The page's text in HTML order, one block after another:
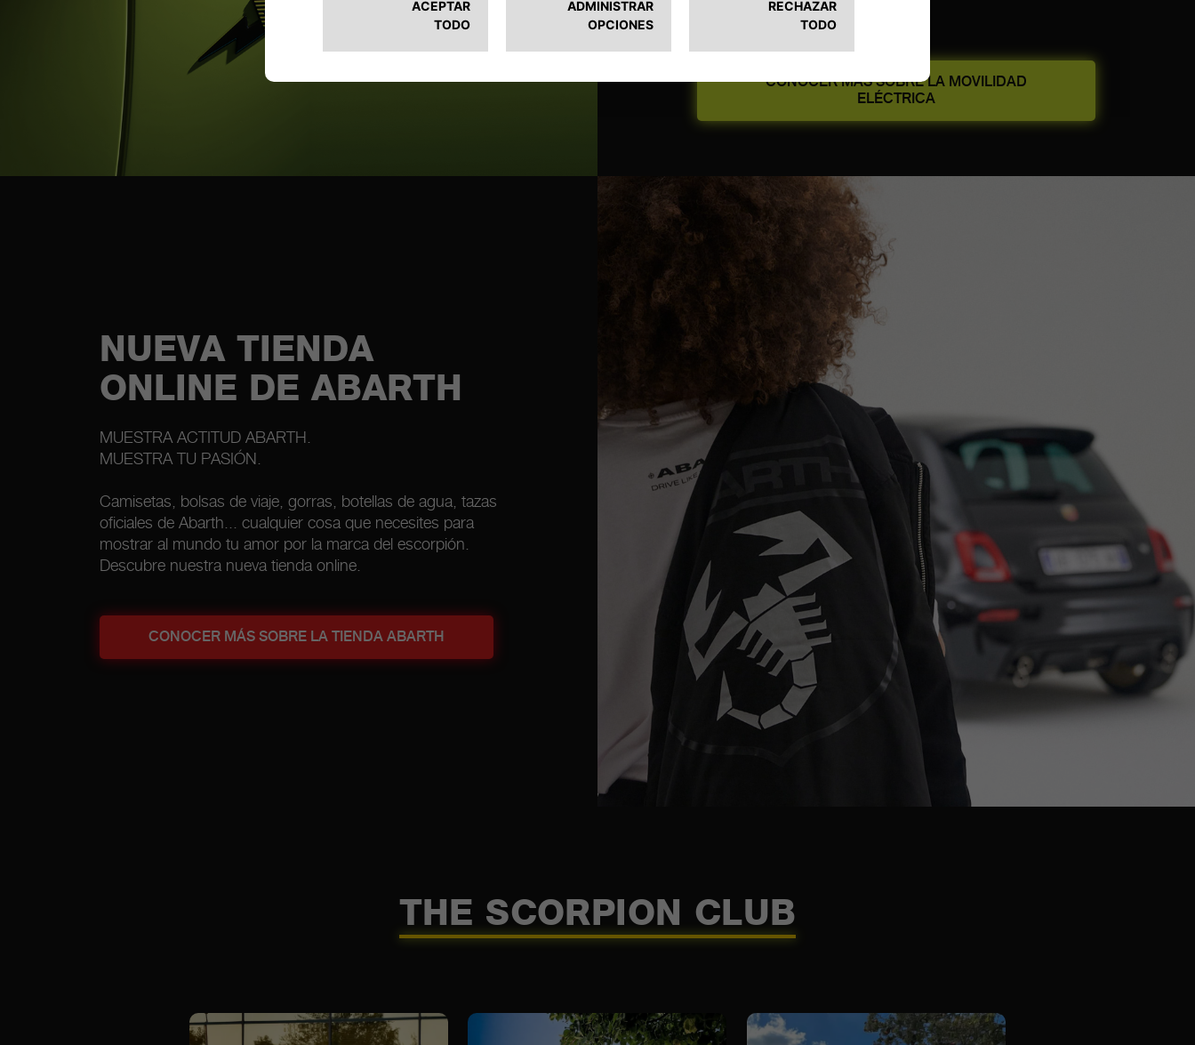
rendimiento.
CONOCER MÁS SOBRE LA MOVILIDAD
ELÉCTRICA
NUEVA TIENDA
ONLINE DE ABARTH
MUESTRA ACTITUD ABARTH.
MUESTRA TU PASIÓN.
Camisetas, bolsas de viaje, gorras, botellas de agua, tazas
oficiales de Abarth... cualquier cosa que necesites para
mostrar al mundo tu amor por la marca del escorpión.
Descubre nuestra nueva tienda online.
CONOCER MÁS SOBRE LA TIENDA ABARTH
THE SCORPION CLUB